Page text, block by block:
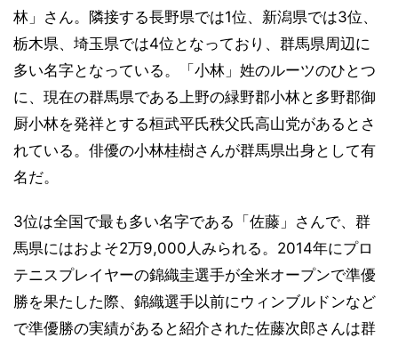
林」さん。隣接する長野県では1位、新潟県では3位、
栃木県、埼玉県では4位となっており、群馬県周辺に
多い名字となっている。「小林」姓のルーツのひとつ
に、現在の群馬県である上野の緑野郡小林と多野郡御
厨小林を発祥とする桓武平氏秩父氏高山党があるとさ
れている。俳優の小林桂樹さんが群馬県出身として有
名だ。
3位は全国で最も多い名字である「佐藤」さんで、群
馬県にはおよそ2万9,000人みられる。2014年にプロ
テニスプレイヤーの錦織圭選手が全米オープンで準優
勝を果たした際、錦織選手以前にウィンブルドンなど
で準優勝の実績があると紹介された佐藤次郎さんは群